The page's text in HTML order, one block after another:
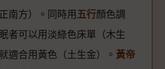
南方）。同時用 五行顏色調
者可以用淡綠色床單（木生
適合用黃色（土生金）。 黃帝